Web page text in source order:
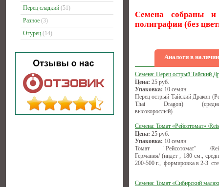
Перец сладкий (51)
Разное (3)
Огурец (14)
Семена собраны и
полиграфии (без
Аналоги в
Семена: Перец острый Тайский
Цена: 25 руб.
Упаковка: 10 семян
Перец острый Тайский Дракон
Thai Dragon)
высокорослый)
Семена: Томат «Рейсотомат» /
Цена: 25 руб.
Упаковка: 10 семян
Томат "Рейсотомат" /
Германия/ (индет , 180 см.,
200-500 г., формировка в 2-3
Семена: Томат «Сибирский